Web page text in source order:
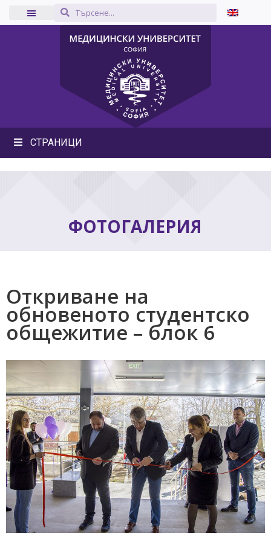
СТРАНИЦИ
ФОТОГАЛЕРИЯ
Откриване на
обновеното студентско
общежитие – блок 6